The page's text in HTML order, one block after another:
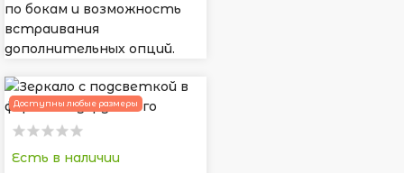
по бокам и возможность
встраивания
дополнительных опций.
Доступны любые размеры
Есть в наличии